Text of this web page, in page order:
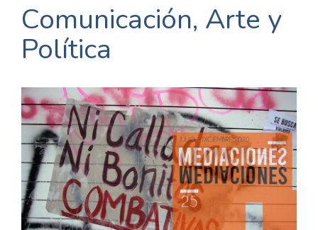
Comunicación, Arte y
Política
Barra
lateral
del
artículo